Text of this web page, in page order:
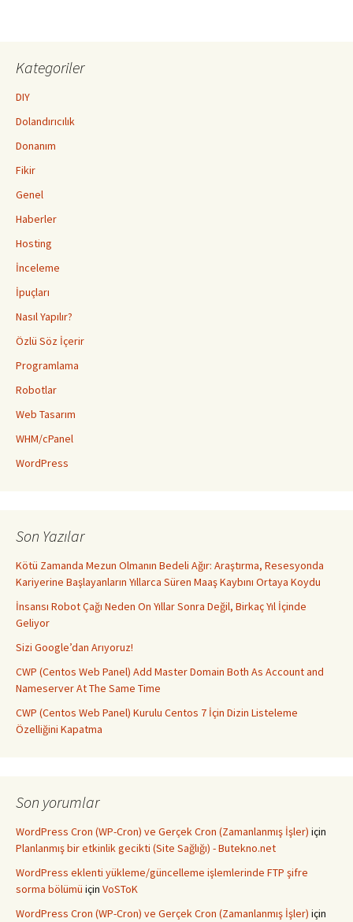
Kategoriler
DIY
Dolandırıcılık
Donanım
Fikir
Genel
Haberler
Hosting
İnceleme
İpuçları
Nasıl Yapılır?
Özlü Söz İçerir
Programlama
Robotlar
Web Tasarım
WHM/cPanel
WordPress
Son Yazılar
Kötü Zamanda Mezun Olmanın Bedeli Ağır: Araştırma, Resesyonda
Kariyerine Başlayanların Yıllarca Süren Maaş Kaybını Ortaya Koydu
İnsansı Robot Çağı Neden On Yıllar Sonra Değil, Birkaç Yıl İçinde
Geliyor
Sizi Google’dan Arıyoruz!
CWP (Centos Web Panel) Add Master Domain Both As Account and
Nameserver At The Same Time
CWP (Centos Web Panel) Kurulu Centos 7 İçin Dizin Listeleme
Özelliğini Kapatma
Son yorumlar
WordPress Cron (WP-Cron) ve Gerçek Cron (Zamanlanmış İşler) için
Planlanmış bir etkinlik gecikti (Site Sağlığı) - Butekno.net
WordPress eklenti yükleme/güncelleme işlemlerinde FTP şifre
sorma bölümü için VoSToK
WordPress Cron (WP-Cron) ve Gerçek Cron (Zamanlanmış İşler) için